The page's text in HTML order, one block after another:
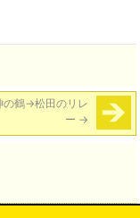
の鶴→松田のリレ
ー →